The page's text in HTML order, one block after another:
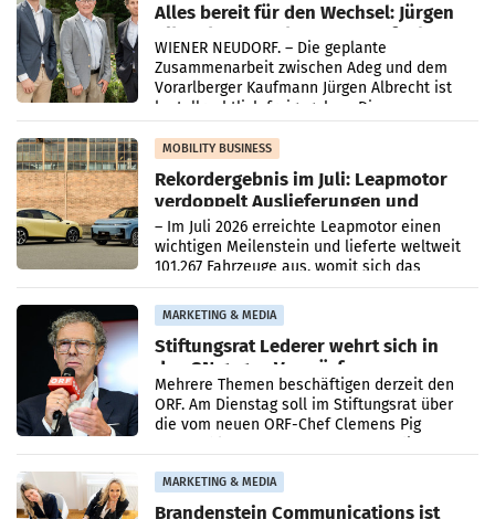
Alles bereit für den Wechsel: Jürgen
Albrecht setzt ab 1.1.2027 auf Adeg
WIENER NEUDORF. – Die geplante
Zusammenarbeit zwischen Adeg und dem
Vorarlberger Kaufmann Jürgen Albrecht ist
kartellrechtlich freigegeben: Die
Bundeswettbewerbsbehörde und der
Bundeskartellanwalt
MOBILITY BUSINESS
Rekordergebnis im Juli: Leapmotor
verdoppelt Auslieferungen und
überschreitet die 100.000er-Marke
– Im Juli 2026 erreichte Leapmotor einen
wichtigen Meilenstein und lieferte weltweit
101.267 Fahrzeuge aus, womit sich das
Ergebnis gegenüber Juli 2025 mehr als
verdoppelte (+102
MARKETING & MEDIA
Stiftungsrat Lederer wehrt sich in
den SN gegen Vorwürfe
Mehrere Themen beschäftigen derzeit den
ORF. Am Dienstag soll im Stiftungsrat über
die vom neuen ORF-Chef Clemens Pig
MARKETING & MEDIA
Brandenstein Communications ist